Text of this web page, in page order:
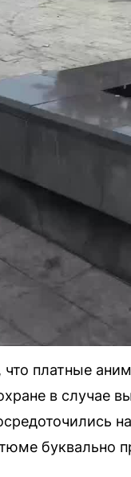
платные
в случае
буквально